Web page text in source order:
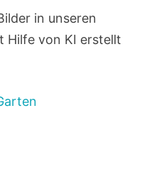
in unseren
Hilfe von KI erstellt